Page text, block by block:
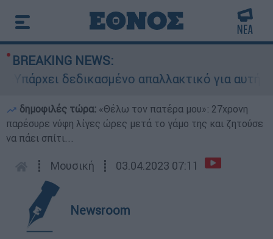
BREAKING NEWS:
δεδικασμένο απαλλακτικό για αυτήν»: Τι
δημοφιλές τώρα: «Θέλω τον πατέρα μου»: 27χρονη
παρέσυρε νύφη λίγες ώρες μετά το γάμο της και ζητούσε
να πάει σπίτι...
┋ Μουσική ┋ 03.04.2023 07:11
Newsroom